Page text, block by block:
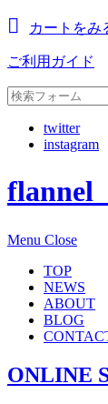
カートをみ
ご利用ガイド
twitter
instagram
flannel
Menu Close
TOP
NEWS
ABOUT
BLOG
ONLINE